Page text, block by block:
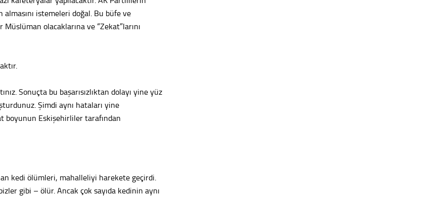
almasını istemeleri doğal. Bu büfe ve
olacaklarına ve “Zekat”larını
Sonuçta bu başarısızlıktan dolayı yine yüz
Şimdi aynı hataları yine
boyunun Eskişehirliler tarafından
kedi ölümleri, mahalleliyi harekete geçirdi.
gibi – ölür. Ancak çok sayıda kedinin aynı